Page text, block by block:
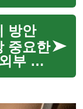
등 다
기 때문
되기
효과적
방안
중요한
부 환
게 지
수
지보수